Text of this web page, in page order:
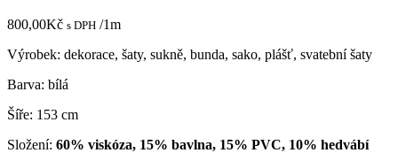
800,00Kč s DPH /1m
Výrobek: dekorace, šaty, sukně, bunda, sako, plášť, svatební šaty
Barva: bílá
Šíře: 153 cm
Složení: 60% viskóza, 15% bavlna, 15% PVC, 10% hedvábí